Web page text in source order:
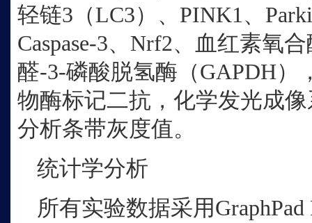
轻链3（LC3）、PINK1、
Caspase-3、Nrf2、血红素氧
醛-3-磷酸脱氢酶（GAPDH）
物酶标记二抗，化学发光成像
分析条带灰度值。
统计学分析
所有实验数据采用